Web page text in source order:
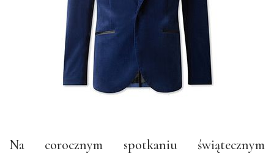
Na corocznym spotkaniu świątecznym